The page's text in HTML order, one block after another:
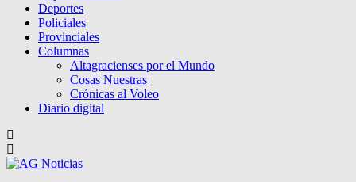
Deportes
Policiales
Provinciales
Columnas
Altagracienses por el Mundo
Cosas Nuestras
Crónicas al Voleo
Diario digital